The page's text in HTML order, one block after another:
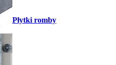
Płytki romby